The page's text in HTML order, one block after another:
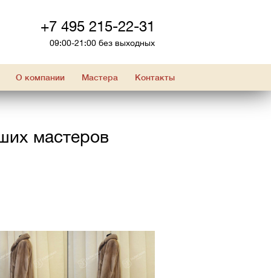
+7 495 215-22-31
09:00-21:00 без выходных
О компании Мастера Контакты
мастеров